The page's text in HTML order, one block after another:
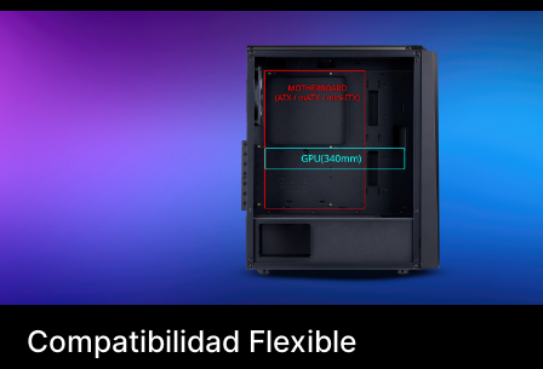
Compatibilidad Flexible